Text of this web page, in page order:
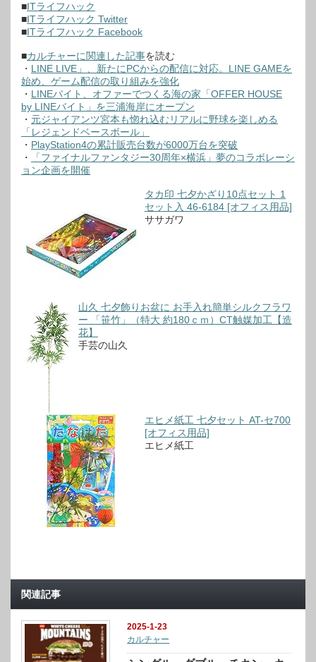
■ITライフハック
■ITライフハック Twitter
■ITライフハック Facebook
■カルチャーに関連した記事を読む
・ LINE LIVE」、新たにPCからの配信に対応。LINE GAMEを
始め、ゲーム配信の取り組みを強化
・ LINEバイト、オファーでつくる海の家「OFFER HOUSE
by LINEバイト」を三浦海岸にオープン
・ 元ジャイアンツ宮本も惚れ込むリアルに野球を楽しめる
「レジェンドベースボール」
・ PlayStation4の累計販売台数が6000万台を突破
・
「ファイナルファンタジー30周年×横浜」夢のコラボレーシ
ョン企画を開催
タカ印 七夕かざり10点セット 1
セット入 46-6184 [オフィス用品]
ササガワ
山久 七夕飾りお盆に お手入れ簡単シルクフラワ
ー 「笹竹」（特大 約180ｃｍ）CT触媒加工【造
花】
手芸の山久
エヒメ紙工 七夕セット AT-セ700
[オフィス用品]
エヒメ紙工
関連記事
2025-1-23
カルチャー